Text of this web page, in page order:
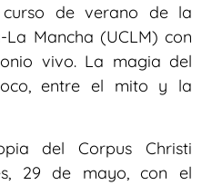
de verano de la
Mancha (UCLM) con
vivo. La magia del
entre el mito y la
del Corpus Christi
29 de mayo, con el